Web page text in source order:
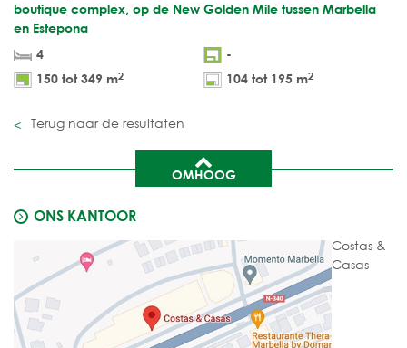
boutique complex, op de New Golden Mile tussen Marbella
en Estepona
4
-
150 tot 349 m2 104 tot 195 m2
Terug naar de resultaten
OMHOOG
ONS KANTOOR
Costas &
Casas